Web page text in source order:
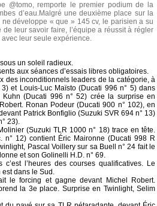
@tomo, remporte le premier podium de la
d’eau.Malgré une deuxième place sur la
développe « que » 145 cv, le parisien a su
de leur savoir faire, l’équipe a réussit à régler
leur seule expérience.
un soleil radieux.
aux séances d’essais libres obligatoires.
des inconditionnels leaders de la catégorie, à
et Louis-Luc Maïsto (Ducati 996 n° 5) dans
Kuhn (Ducati 996 n° 52) crée la surprise en
Ronan Podeur (Ducati 900 n° 102), en
Patrick Bonfiglio (Suzuki SVR 694 n° 13)
23).
(Suzuki TLR 1000 n° 18) trace en tête.
n° 12) contient Éric Maironne (Ducati 998 R
Pascal Voillery sur sa Buell n° 24 fait le
et son Golinelli H.D. n° 69.
l’heures des courses qualificatives. Le
est dans le Sud.
le forcing et gagne devant Michel Robert.
la 3e place. Surprise en Twinlight, Selim